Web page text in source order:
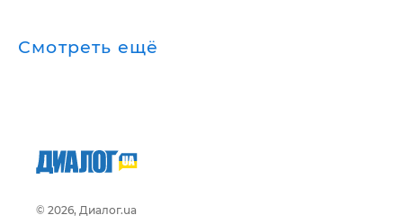
Смотреть ещё
© 2026, Диалог.ua